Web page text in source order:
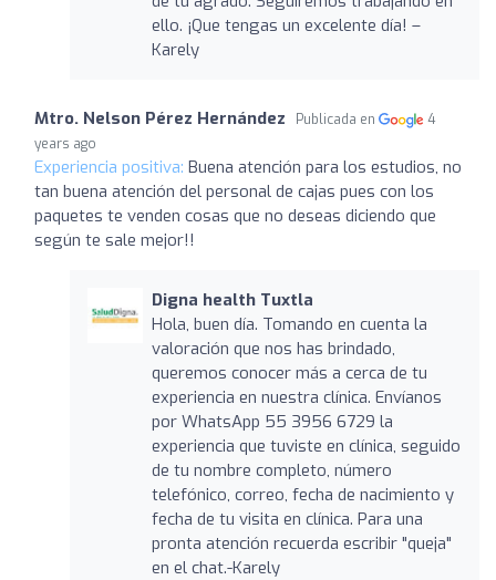
ello. ¡Que tengas un excelente día! –
Karely
Mtro. Nelson Pérez Hernández Publicada en
4
years ago
Experiencia positiva: Buena atención para los estudios, no
tan buena atención del personal de cajas pues con los
paquetes te venden cosas que no deseas diciendo que
según te sale mejor!!
Digna health Tuxtla
Hola, buen día. Tomando en cuenta la
valoración que nos has brindado,
queremos conocer más a cerca de tu
experiencia en nuestra clínica. Envíanos
por WhatsApp 55 3956 6729 la
experiencia que tuviste en clínica, seguido
de tu nombre completo, número
telefónico, correo, fecha de nacimiento y
fecha de tu visita en clínica. Para una
pronta atención recuerda escribir "queja"
en el chat.-Karely